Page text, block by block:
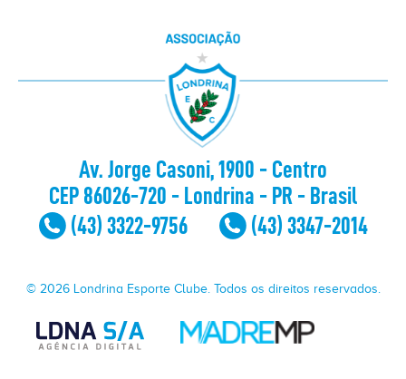
Av. Jorge Casoni, 1900 - Centro
CEP 86026-720 - Londrina - PR - Brasil
(43) 3322-9756
(43) 3347-2014
© 2026 Londrina Esporte Clube. Todos os direitos reservados.